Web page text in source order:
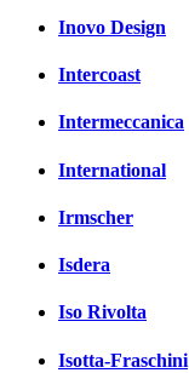
Inovo Design
Intercoast
Intermeccanica
International
Irmscher
Isdera
Iso Rivolta
Isotta-Fraschini